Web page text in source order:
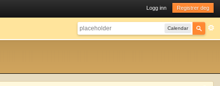
Logg inn Registrer deg
Calendar